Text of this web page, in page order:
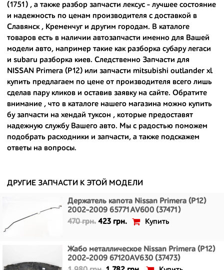
разборку как надежного и проверенного продавца. Если вам
требуется приобрести оптовую партию деталей для японских
автомобилей, то консультанты нашего интернет-магазина
подберут вам товар и укомплектуют партию. Также мы поможем с
правильным выбором по каталогу автозапчастей.
Купить комплектующие для авто с разборки – хорошее решение.
Ведь наши запчасти:
- доступные по цене;
- сняты только с автомобилей, которые ездили по превосходным
европейским и японским дорогам;
- имеют большой запас прочности и невыробатанный ресурс, и
долго прослужат вам.
(1751) , а также разбор запчасти лексус - лучшее состояние
и надежность по ценам производителя с доставкой в
Славянск , Кременчуг и другим городам. В каталоге
товаров есть в наличии автозапчасти именно для Вашей
модели авто, например такие как разборка субару легаси
и subaru разборка киев. Следственно Запчасти для
NISSAN Primera (P12) или запчасти mitsubishi outlander xl
купить предлагаем по цене от производителя всего лишь
сделав пару кликов и оставив заявку на сайте. Обратите
внимание , что в каталоге нашего магазина можно купить
бу запчасти на хендай туксон , которые предоставят
надежную службу Вашего авто. Мы с радостью поможем
подобрать расходники и запчасти, а также подскажем
ответы на вопросы.
ДРУГИЕ ЗАПЧАСТИ К ЭТОЙ МОДЕЛИ
Держатель капота Nissan Primera (P12)
2002-2009 65771AV600 (37471)
470 грн. 423 грн. Купить
Жабо металлическое Nissan Primera (P12)
2002-2009 67120AV630 (37473)